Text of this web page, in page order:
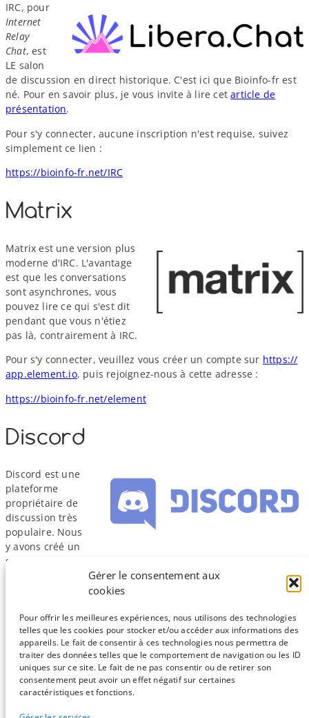
Gérer le consentement aux
cookies
Pour offrir les meilleures expériences, nous utilisons des technologies
telles que les cookies pour stocker et/ou accéder aux informations des
appareils. Le fait de consentir à ces technologies nous permettra de
traiter des données telles que le comportement de navigation ou les ID
uniques sur ce site. Le fait de ne pas consentir ou de retirer son
consentement peut avoir un effet négatif sur certaines
caractéristiques et fonctions.
IRC, pour
Internet
Relay
Chat, est
LE salon
de discussion en direct historique. C'est ici que Bioinfo-​fr est
né. Pour en savoir plus, je vous invite à lire cetarticle de
présentation.
Pour s'y connecter, aucune inscription n'est requise, suivez
simplement ce lien :
https://​bioinfo​-fr​.net/​IRC
Matrix
Matrix est une version plus
moderne d'IRC. L'avantage
est que les conversations
sont asynchrones, vous
pouvez lire ce qui s'est dit
pendant que vous n'étiez
pas là, contrairement à IRC.
Pour s'y connecter, veuillez vous créer un compte sur https://​
app​.element​.io, puis rejoignez-​nous à cette adresse :
https://​bioinfo​-fr​.net/​e​l​e​m​ent
Discord
Discord est une
plateforme
propriétaire de
discussion très
populaire. Nous
y avons créé un
salon en 2022 et nous totalisons déjà plus de 800 membres. Je
vous invite à lire cetarticle de présentationpour en savoir un
Pour nous rejoindre, vous devez vous créer un compte. Pour
cela, suivez ce lien :
https://​bioinfo​-fr​.net/​d​i​s​c​ord
Sauf mention contraire, tous les articles du blog sont sous licence